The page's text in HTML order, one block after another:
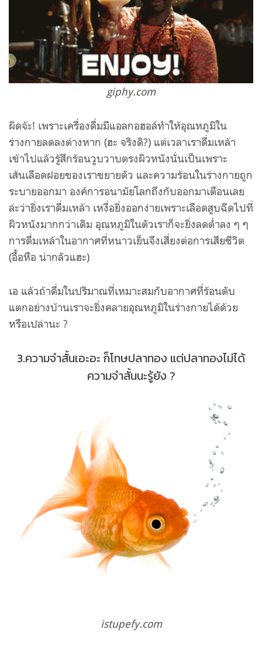
giphy.com
ผิดจ้ะ! เพราะเครื่องดื่มมีแอลกอฮอล์ทำให้อุณหภูมิใน
ร่างกายลดลงต่างหาก (ฮะ จริงดิ?) แต่เวลาเราดื่มเหล้า
เข้าไปแล้วรู้สึกร้อนวูบวาบตรงผิวหนังนั่นเป็นเพราะ
เส้นเลือดฝอยของเราขยายตัว และความร้อนในร่างกายถูก
ระบายออกมา องค์การอนามัยโลกถึงกับออกมาเตือนเลย
ล่ะว่ายิ่งเราดื่มเหล้า เหงื่อยิ่งออกง่ายเพราะเลือดสูบฉีดไปที่
ผิวหนังมากกว่าเดิม อุณหภูมิในตัวเราก็จะยิ่งลดต่ำลง ๆ ๆ
การดื่มเหล้าในอากาศที่หนาวเย็นจึงเสี่ยงต่อการเสียชีวิต
(อื้อหือ น่ากลัวแฮะ)
เอ แล้วถ้าดื่มในปริมาณที่เหมาะสมกับอากาศที่ร้อนตับ
แตกอย่างบ้านเราจะยิ่งคลายอุณหภูมิในร่างกายได้ด้วย
หรือเปล่านะ ?
3.ความจำสั้นเอะอะ ก็โทษปลาทอง แต่ปลาทองไม่ได้
ความจำสั้นนะรู้ยัง ?
istupefy.com